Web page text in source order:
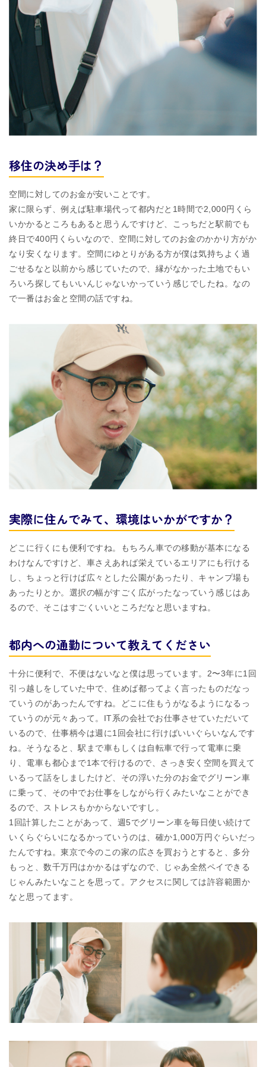
移住の決め⼿は？
空間に対してのお⾦が安いことです。
家に限らず、例えば駐⾞場代って都内だと1時間で2,000円くら
いかかるところもあると思うんですけど、こっちだと駅前でも
終⽇で400円くらいなので、空間に対してのお⾦のかかり⽅がか
なり安くなります。空間にゆとりがある⽅が僕は気持ちよく過
ごせるなと以前から感じていたので、縁がなかった土地でもい
ろいろ探してもいいんじゃないかっていう感じでしたね。なの
で⼀番はお⾦と空間の話ですね。
実際に住んでみて、 環境はいかがですか？
どこに行くにも便利ですね。もちろん⾞での移動が基本になる
わけなんですけど、⾞さえあれば栄えているエリアにも⾏ける
し、ちょっと⾏けば広々とした公園があったり、キャンプ場も
あったりとか。選択の幅がすごく広がったなっていう感じはあ
るので、そこはすごくいいところだなと思いますね。
都内への通勤について教えてください
⼗分に便利で、不便はないなと僕は思っています。2〜3年に1回
引っ越しをしていた中で、住めば都ってよく⾔ったものだなっ
ていうのがあったんですね。どこに住もうがなるようになるっ
ていうのが元々あって。IT系の会社でお仕事させていただいて
いるので、仕事柄今は週に1回会社に⾏けばいいぐらいなんです
ね。そうなると、駅まで⾞もしくは⾃転⾞で⾏って電⾞に乗
り、電⾞も都心まで1本で⾏けるので、さっき安く空間を買えて
いるって話をしましたけど、その浮いた分のお金でグリーン⾞
に乗って、その中でお仕事をしながら⾏くみたいなことができ
るので、ストレスもかからないですし。
1回計算したことがあって、週5でグリーン⾞を毎⽇使い続けて
いくらぐらいになるかっていうのは、確か1,000万円ぐらいだっ
たんですね。東京で今のこの家の広さを買おうとすると、多分
もっと、数千万円はかかるはずなので、じゃあ全然ペイできる
じゃんみたいなことを思って。アクセスに関しては許容範囲か
なと思ってます。